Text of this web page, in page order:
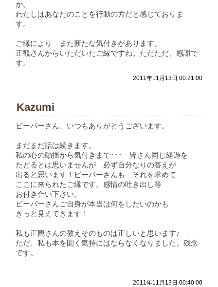
か。
わたしはあなたのことを行動の方だと感じておりま
す。
ご縁により また新たな気付きがあります。
正観さんからいただいたご縁ですね。ただただ、感謝で
す。
2011年11月13日 00:21:00
Kazumi
ピーパーさん、いつもありがとうございます。
まだまだ話は続きます。
私の心の動揺から気付きまで･･･ 皆さん同じ経過を
たどるとは思いませんが 必ず自分なりの答えが
出ると思います！ピーパーさんも それを求めて
ここに来られたご縁です。感情の吐き出し等
お付き合い下さい。
ピーパーさんご自身が本当は何をしたいのかも
きっと見えてきます！
私も正観さんの教えそのものは正しいと思います♪
ただ、私も本を開く気持にはならなくなりました。残念
です。
2011年11月13日 00:40:00